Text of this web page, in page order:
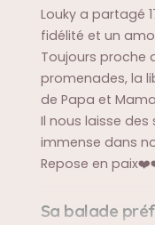
Louky a partagé
fidélité et un
Toujours proche
promenades, la
de Papa et
Il nous laisse des
immense dans
Repose en
Sa balade